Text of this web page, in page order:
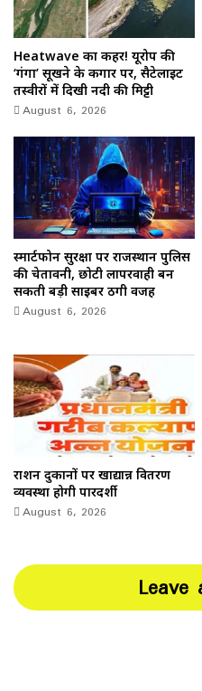
Heatwave का कहर! यूरोप की
‘गंगा’ सूखने के कगार पर, सैटेलाइट
तस्वीरों में दिखी नदी की मिट्टी
August 6, 2026
स्मार्टफोन सुरक्षा पर राजस्थान पुलिस
की चेतावनी, छोटी लापरवाही बन
सकती बड़ी साइबर ठगी वजह
August 6, 2026
राशन दुकानों पर खाद्यान्न वितरण
व्यवस्था होगी पारदर्शी
August 6, 2026
Leave